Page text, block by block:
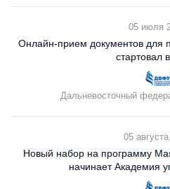
05 июля
Онлайн-прием документов для
стартовал
Дальневосточный
05
Новый набор на программу
начинает Академия